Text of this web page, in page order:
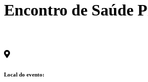
Encontro de Saúde
Local do evento: